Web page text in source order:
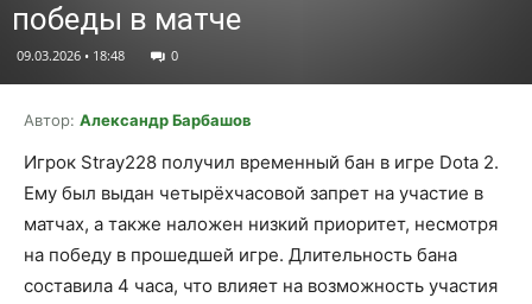
победы в матче
09.03.2026 • 18:48 0
Автор: Александр Барбашов
Игрок Stray228 получил временный бан в игре Dota 2.
Ему был выдан четырёхчасовой запрет на участие в
матчах, а также наложен низкий приоритет, несмотря
на победу в прошедшей игре. Длительность бана
составила 4 часа, что влияет на возможность участия